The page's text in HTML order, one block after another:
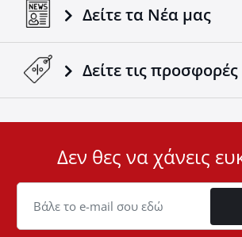
Δείτε τα Νέα μας
Δείτε τις προσφορές
ID
Cookie
Δεν θες να χάνεις